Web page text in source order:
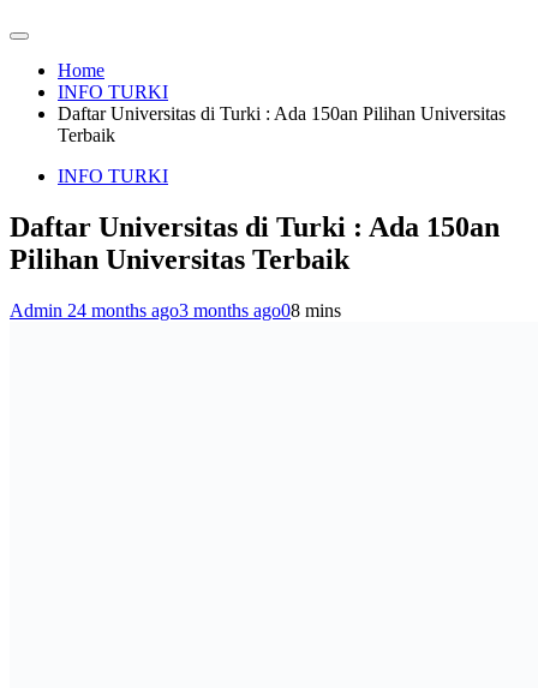
Home
INFO TURKI
Daftar Universitas di Turki : Ada 150an Pilihan Universitas
Terbaik
INFO TURKI
Daftar Universitas di Turki : Ada 150an
Pilihan Universitas Terbaik
Admin 24 months ago3 months ago08 mins